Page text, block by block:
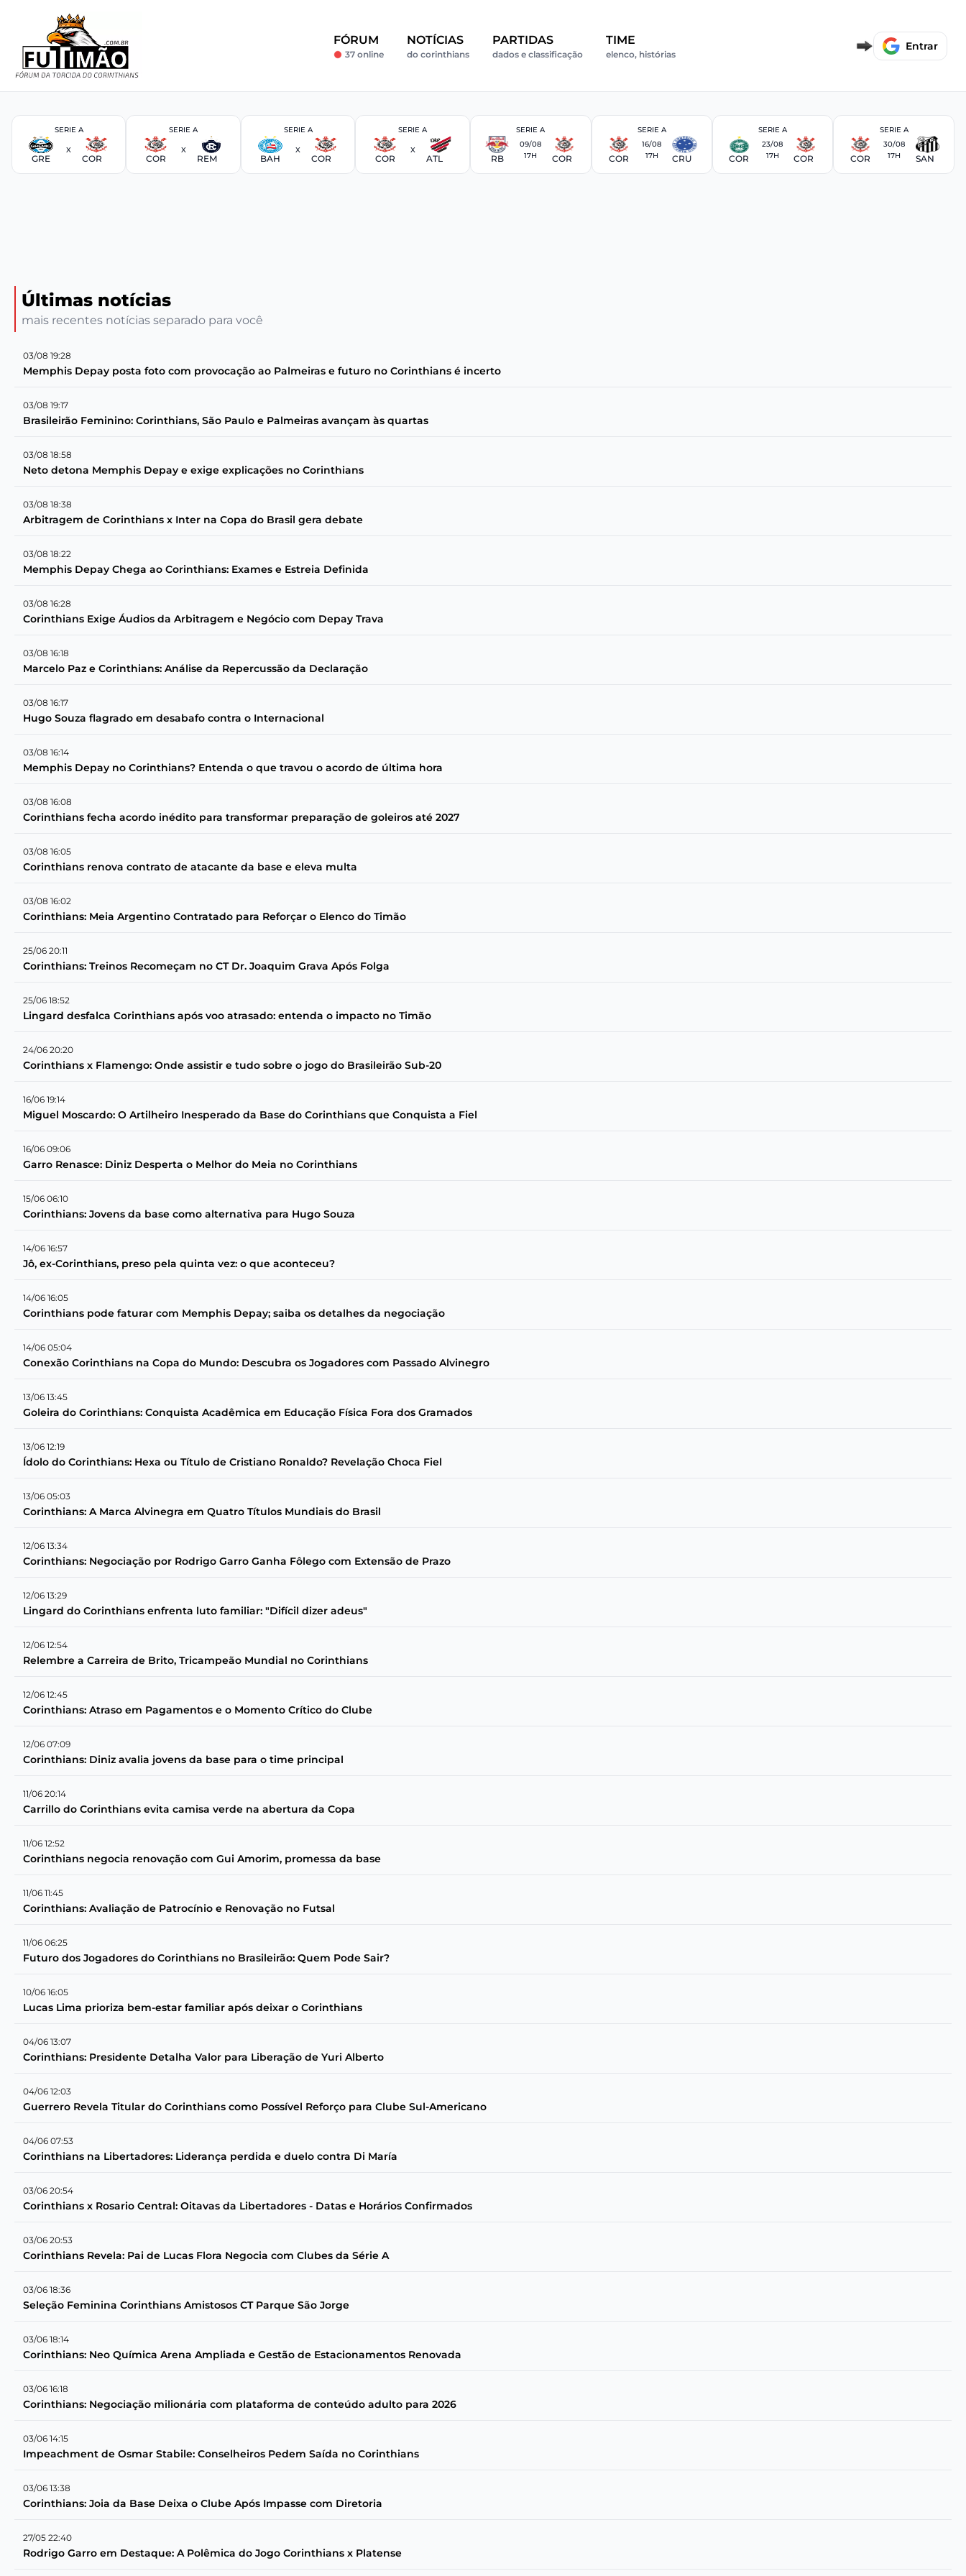
FÓRUM
37 online
NOTÍCIAS
do corinthians
PARTIDAS
dados e classificação
TIME
elenco, histórias
Entrar
SERIE A
GRE
X
COR
SERIE A
COR
X
REM
SERIE A
BAH
X
COR
SERIE A
COR
X
ATL
SERIE A
RB
09/08
17H
COR
SERIE A
COR
16/08
17H
CRU
SERIE A
COR
23/08
17H
COR
SERIE A
COR
30/08
17H
SAN
Últimas notícias
mais recentes notícias separado para você
03/08 19:28
Memphis Depay posta foto com provocação ao Palmeiras e futuro no Corinthians é incerto
03/08 19:17
Brasileirão Feminino: Corinthians, São Paulo e Palmeiras avançam às quartas
03/08 18:58
Neto detona Memphis Depay e exige explicações no Corinthians
03/08 18:38
Arbitragem de Corinthians x Inter na Copa do Brasil gera debate
03/08 18:22
Memphis Depay Chega ao Corinthians: Exames e Estreia Definida
03/08 16:28
Corinthians Exige Áudios da Arbitragem e Negócio com Depay Trava
03/08 16:18
Marcelo Paz e Corinthians: Análise da Repercussão da Declaração
03/08 16:17
Hugo Souza flagrado em desabafo contra o Internacional
03/08 16:14
Memphis Depay no Corinthians? Entenda o que travou o acordo de última hora
03/08 16:08
Corinthians fecha acordo inédito para transformar preparação de goleiros até 2027
03/08 16:05
Corinthians renova contrato de atacante da base e eleva multa
03/08 16:02
Corinthians: Meia Argentino Contratado para Reforçar o Elenco do Timão
25/06 20:11
Corinthians: Treinos Recomeçam no CT Dr. Joaquim Grava Após Folga
25/06 18:52
Lingard desfalca Corinthians após voo atrasado: entenda o impacto no Timão
24/06 20:20
Corinthians x Flamengo: Onde assistir e tudo sobre o jogo do Brasileirão Sub-20
16/06 19:14
Miguel Moscardo: O Artilheiro Inesperado da Base do Corinthians que Conquista a Fiel
16/06 09:06
Garro Renasce: Diniz Desperta o Melhor do Meia no Corinthians
15/06 06:10
Corinthians: Jovens da base como alternativa para Hugo Souza
14/06 16:57
Jô, ex-Corinthians, preso pela quinta vez: o que aconteceu?
14/06 16:05
Corinthians pode faturar com Memphis Depay; saiba os detalhes da negociação
14/06 05:04
Conexão Corinthians na Copa do Mundo: Descubra os Jogadores com Passado Alvinegro
13/06 13:45
Goleira do Corinthians: Conquista Acadêmica em Educação Física Fora dos Gramados
13/06 12:19
Ídolo do Corinthians: Hexa ou Título de Cristiano Ronaldo? Revelação Choca Fiel
13/06 05:03
Corinthians: A Marca Alvinegra em Quatro Títulos Mundiais do Brasil
12/06 13:34
Corinthians: Negociação por Rodrigo Garro Ganha Fôlego com Extensão de Prazo
12/06 13:29
Lingard do Corinthians enfrenta luto familiar: "Difícil dizer adeus"
12/06 12:54
Relembre a Carreira de Brito, Tricampeão Mundial no Corinthians
12/06 12:45
Corinthians: Atraso em Pagamentos e o Momento Crítico do Clube
12/06 07:09
Corinthians: Diniz avalia jovens da base para o time principal
11/06 20:14
Carrillo do Corinthians evita camisa verde na abertura da Copa
11/06 12:52
Corinthians negocia renovação com Gui Amorim, promessa da base
11/06 11:45
Corinthians: Avaliação de Patrocínio e Renovação no Futsal
11/06 06:25
Futuro dos Jogadores do Corinthians no Brasileirão: Quem Pode Sair?
10/06 16:05
Lucas Lima prioriza bem-estar familiar após deixar o Corinthians
04/06 13:07
Corinthians: Presidente Detalha Valor para Liberação de Yuri Alberto
04/06 12:03
Guerrero Revela Titular do Corinthians como Possível Reforço para Clube Sul-Americano
04/06 07:53
Corinthians na Libertadores: Liderança perdida e duelo contra Di María
03/06 20:54
Corinthians x Rosario Central: Oitavas da Libertadores - Datas e Horários Confirmados
03/06 20:53
Corinthians Revela: Pai de Lucas Flora Negocia com Clubes da Série A
03/06 18:36
Seleção Feminina Corinthians Amistosos CT Parque São Jorge
03/06 18:14
Corinthians: Neo Química Arena Ampliada e Gestão de Estacionamentos Renovada
03/06 16:18
Corinthians: Negociação milionária com plataforma de conteúdo adulto para 2026
03/06 14:15
Impeachment de Osmar Stabile: Conselheiros Pedem Saída no Corinthians
03/06 13:38
Corinthians: Joia da Base Deixa o Clube Após Impasse com Diretoria
27/05 22:40
Rodrigo Garro em Destaque: A Polêmica do Jogo Corinthians x Platense